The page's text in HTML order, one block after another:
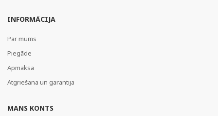
INFORMĀCIJA
Par mums
Piegāde
Apmaksa
Atgriešana un garantija
MANS KONTS